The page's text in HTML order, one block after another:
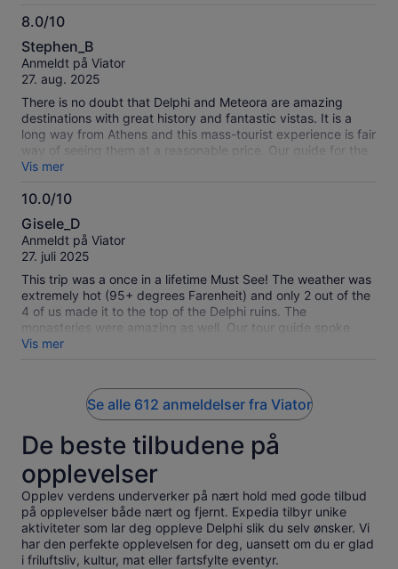
8.0/10
8.0
av
10
Stephen_B
Anmeldt på Viator
27. aug. 2025
There is no doubt that Delphi and Meteora are amazing
destinations with great history and fantastic vistas. It is a
long way from Athens and this mass-tourist experience is fair
way of seeing them at a reasonable price. Our guide for the
Meteora was great.
Vis mer
10.0/10
10.0
av
10
Gisele_D
Anmeldt på Viator
27. juli 2025
This trip was a once in a lifetime Must See! The weather was
extremely hot (95+ degrees Farenheit) and only 2 out of the
4 of us made it to the top of the Delphi ruins. The
monasteries were amazing as well. Our tour guide spoke
French/English fluently and was very knowledgeable and
informative of the history. The hotel (3 star) was exceptional
have would be to tell participants to pack swimming apparel
as there was a pool at the hotel and we did not plan for this.
Given the extreme temperatures, it would have been nice to
take a swim in the evening.
Vis mer
Se alle 612 anmeldelser fra Viator
De beste tilbudene på
opplevelser
Opplev verdens underverker på nært hold med gode tilbud
på opplevelser både nært og fjernt. Expedia tilbyr unike
aktiviteter som lar deg oppleve Delphi slik du selv ønsker. Vi
har den perfekte opplevelsen for deg, uansett om du er glad
i friluftsliv, kultur, mat eller fartsfylte eventyr.